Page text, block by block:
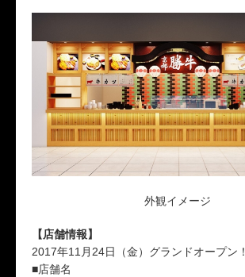
外観イメージ
【店舗情報】
2017年11月24日（金）グランドオープン！
■店舗名